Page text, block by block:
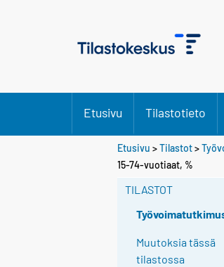
Etusivu Tilastotieto
Etusivu >Tilastot>
15-74-vuotiaat, %
TILASTOT
Muutoksia tässä
tilastossa